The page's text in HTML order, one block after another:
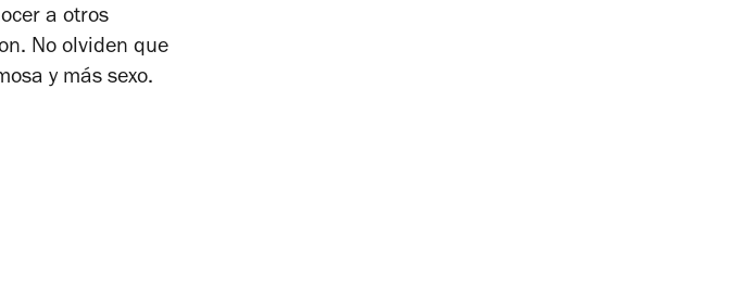
a otros
No olviden que
y más sexo.